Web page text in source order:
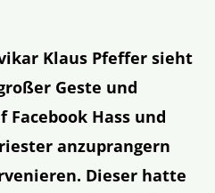
Klaus Pfeffer sieht
Geste und
Facebook Hass und
anzuprangern
Dieser hatte